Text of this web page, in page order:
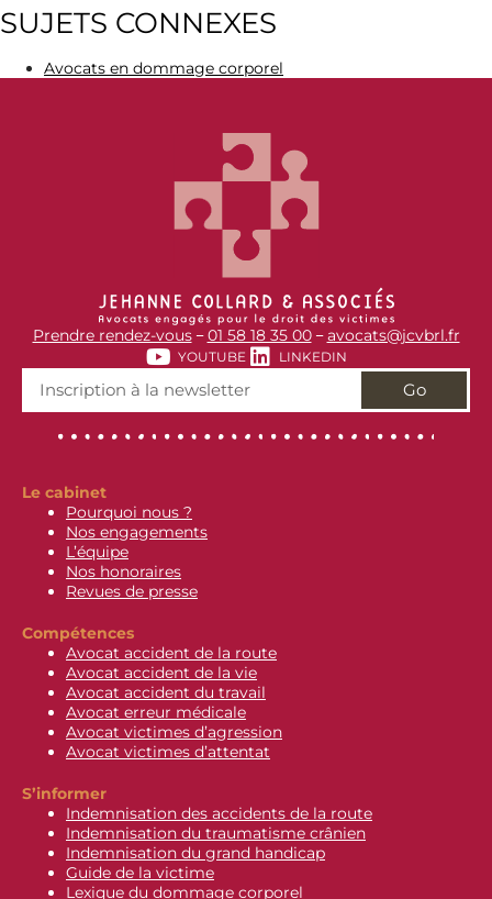
SUJETS CONNEXES
Avocats en dommage corporel
Prendre rendez-vous–01 58 18 35 00–avocats@jcvbrl.fr
YOUTUBE LINKEDIN
Go
Le cabinet
Pourquoi nous ?
Nos engagements
L’équipe
Nos honoraires
Revues de presse
Compétences
Avocat accident de la route
Avocat accident de la vie
Avocat accident du travail
Avocat erreur médicale
Avocat victimes d’agression
Avocat victimes d’attentat
S’informer
Indemnisation des accidents de la route
Indemnisation du traumatisme crânien
Indemnisation du grand handicap
Guide de la victime
Lexique du dommage corporel